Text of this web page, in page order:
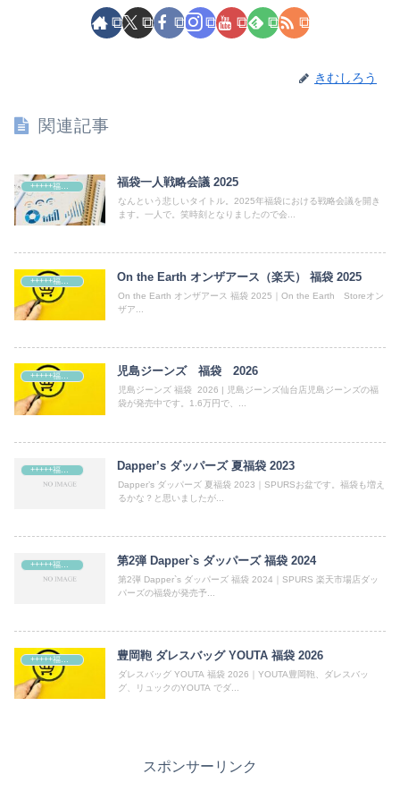
きむしろう
関連記事
+++++福袋++++++ 福袋一人戦略会議 2025
なんという悲しいタイトル。2025年福袋における戦略会議を開き
ます。一人で。笑時刻となりましたので会...
On the Earth オンザアース（楽天） 福袋 2025
On the Earth オンザアース 福袋 2025｜On the Earth Storeオン
ザア...
児島ジーンズ 福袋 2026
児島ジーンズ 福袋 2026 | 児島ジーンズ仙台店児島ジーンズの福
袋が発売中です。1.6万円で、...
+++++福袋++++++ Dapper’s ダッパーズ 夏福袋 2023
Dapper’s ダッパーズ 夏福袋 2023｜SPURSお盆です。福袋も増え
るかな？と思いましたが...
+++++福袋++++++ 第2弾 Dapper`s ダッパーズ 福袋 2024
第2弾 Dapper`s ダッパーズ 福袋 2024｜SPURS 楽天市場店ダッ
パーズの福袋が発売予...
豊岡鞄 ダレスバッグ YOUTA 福袋 2026
ダレスバッグ YOUTA 福袋 2026｜YOUTA豊岡鞄、ダレスバッ
グ、リュックのYOUTA でダ...
スポンサーリンク